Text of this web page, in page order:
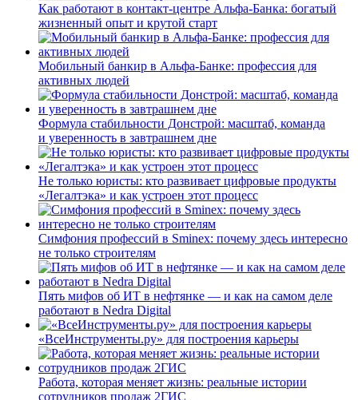
Как работают в контакт-центре Альфа-Банка: богатый
жизненный опыт и крутой старт
Мобильный банкир в Альфа-Банке: профессия для
активных людей
Формула стабильности Донстрой: масштаб, команда
и уверенность в завтрашнем дне
Не только юристы: кто развивает цифровые продукты
«Легалтэка» и как устроен этот процесс
Симфония профессий в Sminex: почему здесь интересно
не только строителям
Пять мифов об ИТ в нефтянке — и как на самом деле
работают в Nedra Digital
«ВсеИнструменты.ру» для построения карьеры
Работа, которая меняет жизнь: реальные истории
сотрудников продаж 2ГИС